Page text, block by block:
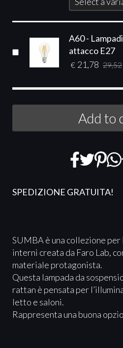
A60 -
attacco E27
€ 21,78 29,52
Add to
SPEDIZIONE GRATUITA!
SUMBA è una collezione per
interni creata da Faro Lab,
materiale protagonista.
Questa lampada da
rattan è pensata per
letto e saloni.
Rappresenta una buona